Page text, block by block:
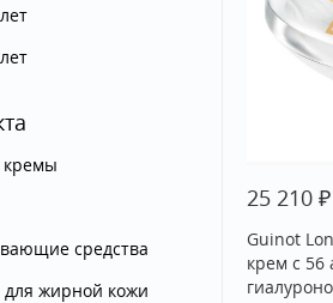
средства
для жирной кожи
25 210 ₽
Guinot
крем c 56